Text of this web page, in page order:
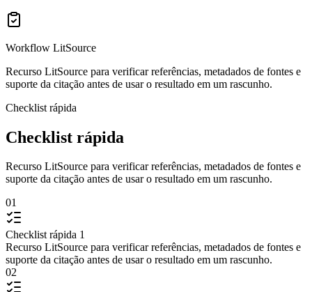
Workflow LitSource
Recurso LitSource para verificar referências, metadados de fontes e
suporte da citação antes de usar o resultado em um rascunho.
Checklist rápida
Checklist rápida
Recurso LitSource para verificar referências, metadados de fontes e
suporte da citação antes de usar o resultado em um rascunho.
01
Checklist rápida 1
Recurso LitSource para verificar referências, metadados de fontes e
suporte da citação antes de usar o resultado em um rascunho.
02